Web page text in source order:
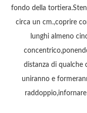
fondo della
circa un cm.,coprire
lunghi almeno
distanza di qualche
uniranno e